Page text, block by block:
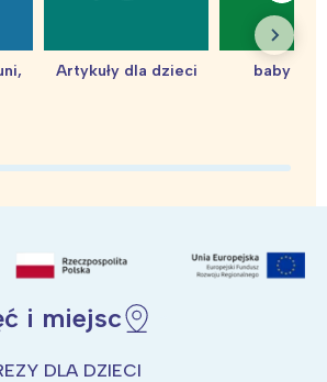
Artykuły dla dzieci baby
i miejsc
DLA DZIECI